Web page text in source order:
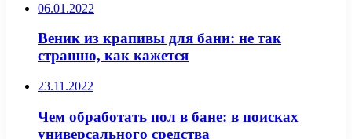
06.01.2022
Веник из крапивы для бани: не так
страшно, как кажется
23.11.2022
Чем обработать пол в бане: в поисках
универсального средства